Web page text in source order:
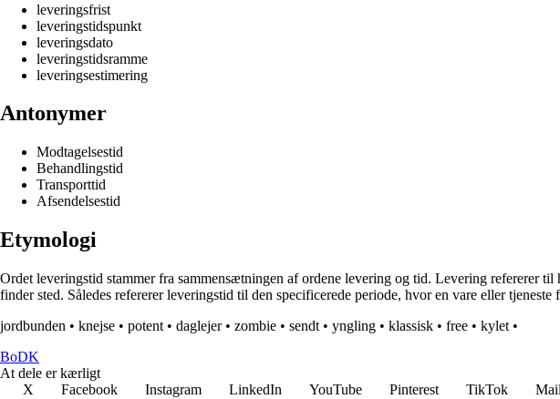
leveringsfrist
leveringstidspunkt
leveringsdato
leveringstidsramme
leveringsestimering
Antonymer
Modtagelsestid
Behandlingstid
Transporttid
Afsendelsestid
Etymologi
Ordet leveringstid stammer fra sammensætningen af ordene levering og tid. Levering refererer
finder sted. Således refererer leveringstid til den specificerede periode, hvor en vare eller
jordbunden • knejse • potent • daglejer• zombie • sendt • yngling • klassisk • free • kylet •
BoDK
At dele er kærligt
X
Facebook Instagram LinkedIn YouTube Pinterest TikTok Mail